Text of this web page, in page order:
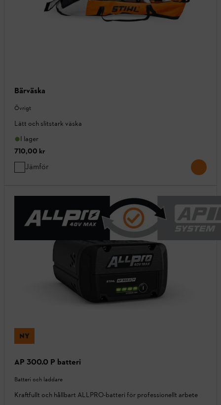
Bärväska
Övrigt
Lätt och slitstark väska
I lager
710,00 kr
Jämför
NY
AP 300.0 P batteri
Batteri och laddare
Kraftfullt och hållbart ALLPRO-batteri för professionellt arbete